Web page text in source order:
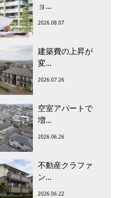
ョ...
2026.08.07
建築費の上昇が
変...
2026.07.26
空室アパートで
増...
2026.06.26
不動産クラファ
ン...
2026.06.22